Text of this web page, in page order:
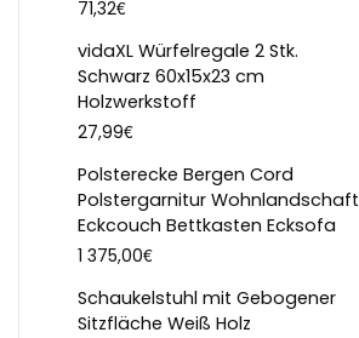
71,32€
vidaXL Würfelregale 2 Stk.
Schwarz 60x15x23 cm
Holzwerkstoff
27,99€
Polsterecke Bergen Cord
Polstergarnitur Wohnlandschaft
Eckcouch Bettkasten Ecksofa
1 375,00€
Schaukelstuhl mit Gebogener
Sitzfläche Weiß Holz